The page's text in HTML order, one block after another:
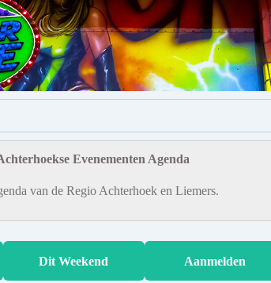
Evenementen Agenda
van de Regio Achterhoek en Liemers.
Dit Weekend Aanmelden